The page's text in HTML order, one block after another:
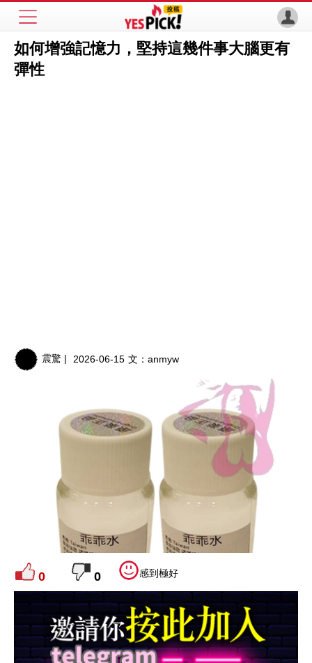
如何增強記憶力，堅持這幾件事大腦更有
彈性
震驚 | 2026-06-15 文： anmyw
0 0 感到極好